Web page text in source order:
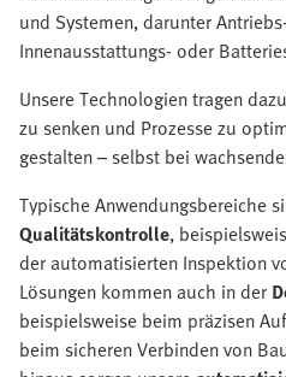
und Systemen, darunter
Innenausstattungs- oder
Unsere Technologien tragen
zu senken und Prozesse zu
gestalten – selbst bei
Typische Anwendungsbereiche
Qualitätskontrolle,
der automatisierten Inspektion
Lösungen kommen auch in der
beispielsweise beim präzisen
beim sicheren Verbinden von